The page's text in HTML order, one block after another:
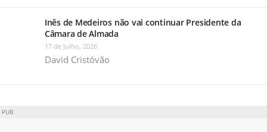
Inês de Medeiros não vai continuar Presidente da
Câmara de Almada
17 de Julho, 2026
David Cristóvão
PUB